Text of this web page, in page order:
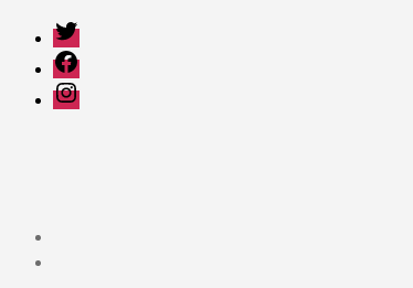
Twitter
Facebook
Instagram